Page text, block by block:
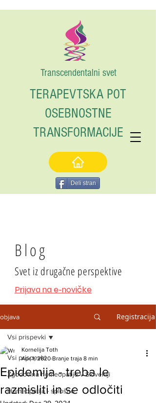
Transcendentalni svet
TERAPEVTSKA POT
OSEBNOSTNE
TRANSFORMACIJE
Deli stran
Blog
Svet iz drugačne perspektive
Prijava na e-novičke
objava Registracija
Vsi prispevki
Zgodovina homeopatije v Sloveniji
Homeopatija - splošno
Vsi prispevki
Epidemija - treba le
razmisliti in se odločiti
Kornelija Toth
Apr 1, 2020 Branje traja 8 min